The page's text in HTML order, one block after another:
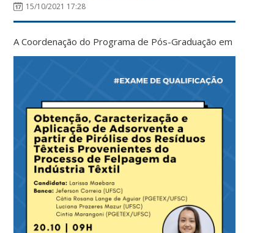
15/10/2021 17:28
A Coordenação do Programa de Pós-Graduação em